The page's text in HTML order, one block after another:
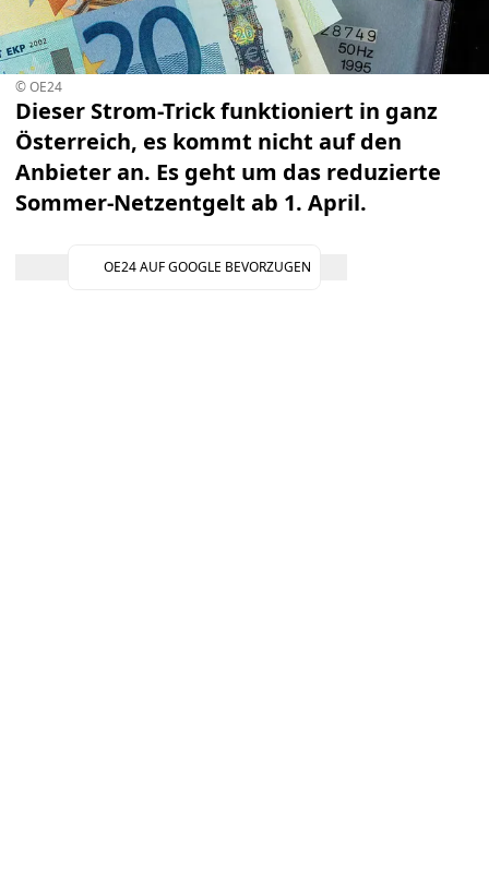
© OE24
Dieser Strom-Trick funktioniert in ganz
Österreich, es kommt nicht auf den
Anbieter an. Es geht um das reduzierte
Sommer-Netzentgelt ab 1. April.
OE24 AUF GOOGLE BEVORZUGEN